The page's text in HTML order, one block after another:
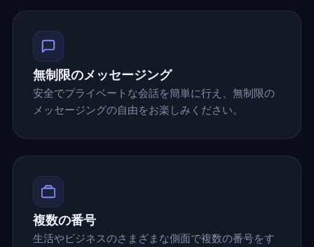
無制限のメッセージング
安全でプライベートな会話を簡単に行え、無制限の
メッセージングの自由をお楽しみください。
複数の番号
生活やビジネスのさまざまな側面で複数の番号をす